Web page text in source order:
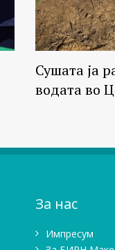
Сушата ја
водата во
За нас
Импресум